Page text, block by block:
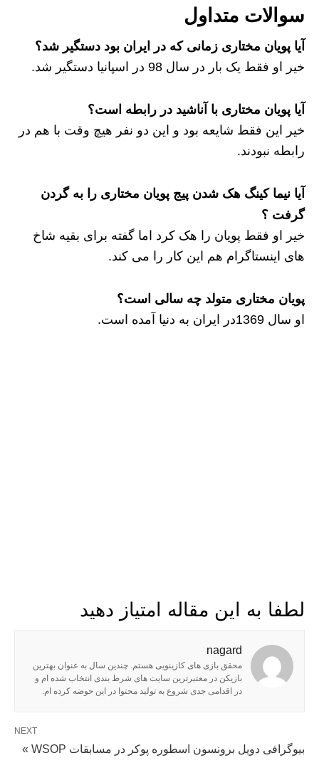
سوالات متداول
آیا پویان مختاری زمانی که در ایران بود دستگیر شد؟
خیر او فقط یک بار در سال 98 در اسپانیا دستگیر شد.
آیا پویان مختاری با آناشید در رابطه است؟
خیر این فقط شایعه بود و این دو نفر هیچ وقت با هم در
رابطه نبودند.
آیا نیما کینگ هک شدن پیج پویان مختاری را به گردن
گرفت ؟
خیر او فقط پویان را هک کرد اما گفته برای بقیه شاخ
های اینستاگرام هم این کار را می کند.
پویان مختاری متولد چه سالی است؟
او سال 1369در ایران به دنیا آمده است.
لطفا به این مقاله امتیاز دهید
nagard
محقق بازی های کازینویی هستم. چندین سال به عنوان بهترین
بازیکن در معتبرترین سایت های شرط بندی انتخاب شده ام و
در اقدامی جدی شروع به تولید محتوا در این حوضه کرده ام.
NEXT
بیوگرافی دویل برونسون اسطوره پوکر در مسابقات WSOP »